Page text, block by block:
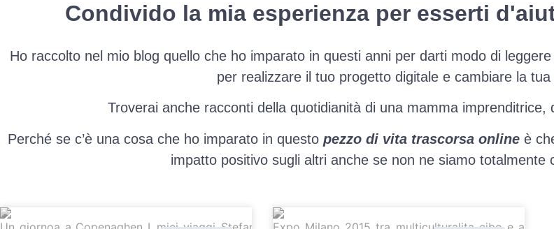
Condivido la mia esperienza per esserti
Ho raccolto nel mio blog quello che ho imparato in questi anni per darti modo di
per realizzare il tuo progetto digitale e cambiare la tua
Troverai anche racconti della quotidianità di una mamma imprenditrice,
Perché se c’è una cosa che ho imparato in questo pezzo di vita trascorsa online è
impatto positivo sugli altri anche se non ne siamo totalmente